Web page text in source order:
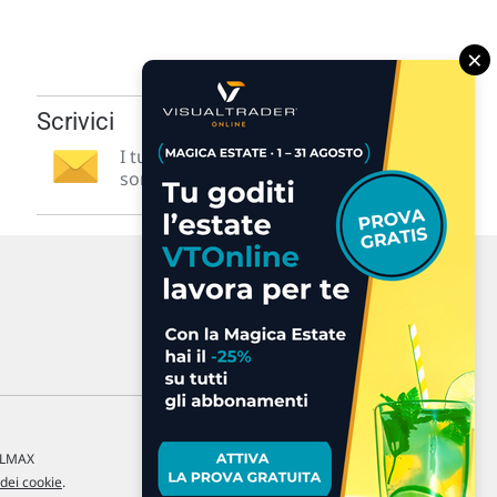
Scrivici
I tuoi suggerimenti per noi
sono preziosi e molto utili! »
cookie.
×